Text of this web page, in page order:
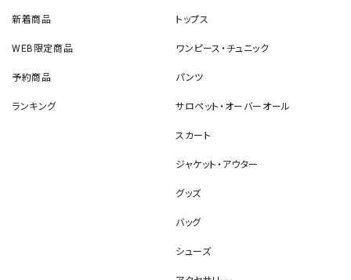
新着商品
WEB限定商品
予約商品
ランキング
トップス
ワンピース・チュニック
パンツ
サロペット・オーバーオール
スカート
ジャケット・アウター
グッズ
バッグ
シューズ